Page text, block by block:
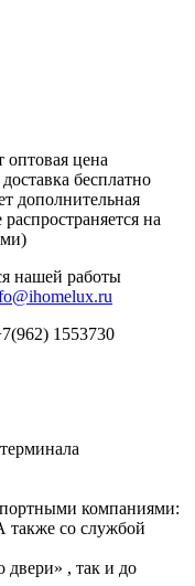
оптовая цена
бесплатно
дополнительная
на
нашей работы
1553730
компаниями:
со службой
двери» , так и до